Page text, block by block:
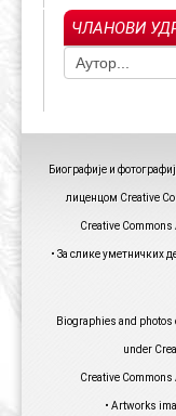
ЧЛАНОВИ
Биографије и
лиценцом Creative
Creative
• За слике уметничких
Biographies and
under
Creative
• Artworks